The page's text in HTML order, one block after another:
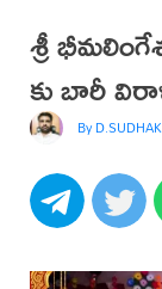
శ్రీ
కు బారీ
By